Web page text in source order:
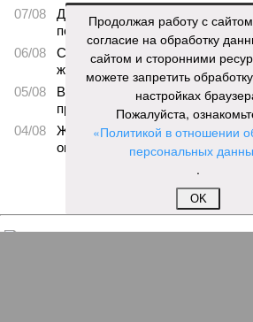
07/08
Два предприятия выплатили
после вмешательства
06/08
Суд аннулировал ошибочно
жителя Чебоксар
05/08
В Чебоксарах снесут 46
проблемной «Кувшинкой»
04/08
Житель Екатеринбурга по
ограбил квартиру в Чебоксарах
Продолжая работу с
согласие на обработку
сайтом и сторонними
можете запретить
настройках
Пожалуйста,
«Политикой в отношении
персональных
.
OK